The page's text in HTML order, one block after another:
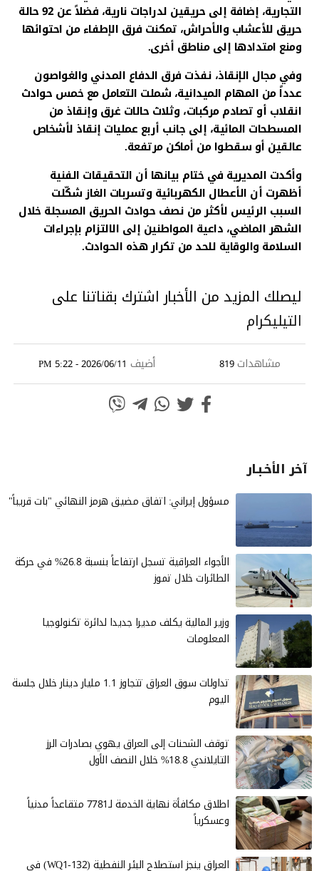
التجارية، إضافة إلى حريقين لدراجات نارية، فضلاً عن 92 حالة
حريق للأعشاب والأحراش، تمكنت فرق الإطفاء من احتوائها
ومنع امتدادها إلى مناطق أخرى.
وفي مجال الإنقاذ، نفذت فرق الدفاع المدني والغواصون
عدداً من المهام الميدانية، شملت التعامل مع خمس حوادث
انقلاب أو تصادم مركبات، وثلاث حالات غرق وإنقاذ من
المسطحات المائية، إلى جانب أربع عمليات إنقاذ لأشخاص
عالقين أو سقطوا من أماكن مرتفعة.
وأكدت المديرية في ختام بيانها أن التحقيقات الفنية
أظهرت أن الأعطال الكهربائية وتسربات الغاز شكّلت
السبب الرئيس لأكثر من نصف حوادث الحريق المسجلة خلال
الشهر الماضي، داعية المواطنين إلى الالتزام بإجراءات
السلامة والوقاية للحد من تكرار هذه الحوادث.
ليصلك المزيد من الأخبار اشترك بقناتنا على
التيليكرام
مشاهدات819 أضيف 2026/06/11 - 5:22 PM
آخر الأخـبـار
مسؤول إيراني: اتفاق مضيق هرمز النهائي "بات قريباً"
الأجواء العراقية تسجل ارتفاعاً بنسبة 26.8% في حركة
الطائرات خلال تموز
وزير المالية يكلف مديرا جديدا لدائرة تكنولوجيا
المعلومات
تداولات سوق العراق تتجاوز 1.1 مليار دينار خلال جلسة
اليوم
توقف الشحنات إلى العراق يهوي بصادرات الرز
التايلاندي 18.8% خلال النصف الأول
اطلاق مكافأة نهاية الخدمة لـ7781 متقاعداً مدنياً
وعسكرياً
العراق ينجز استصلاح البئر النفطية (WQ1-132) في